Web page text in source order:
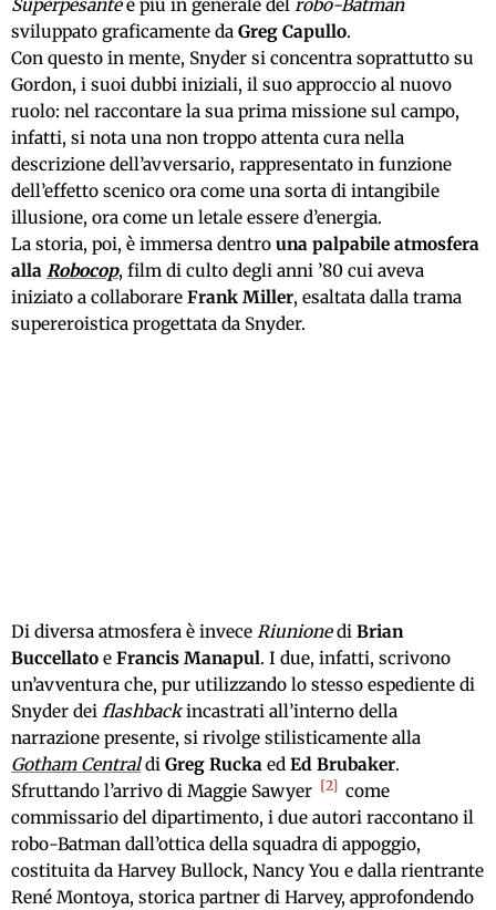
Superpesantee più in generale del robo-Batman
sviluppato graficamente da Greg Capullo.
Con questo in mente, Snyder si concentra soprattutto su
Gordon, i suoi dubbi iniziali, il suo approccio al nuovo
ruolo: nel raccontare la sua prima missione sul campo,
infatti, si nota una non troppo attenta cura nella
descrizione dell’avversario, rappresentato in funzione
dell’effetto scenico ora come una sorta di intangibile
illusione, ora come un letale essere d’energia.
La storia, poi, è immersa dentro una palpabile atmosfera
alla Robocop, film di culto degli anni ’80 cui aveva
iniziato a collaborare Frank Miller, esaltata dalla trama
supereroistica progettata da Snyder.
Di diversa atmosfera è invece Riunionedi Brian
Buccellato e Francis Manapul. I due, infatti, scrivono
un’avventura che, pur utilizzando lo stesso espediente di
Snyder dei flashbackincastrati all’interno della
narrazione presente, si rivolge stilisticamente alla
Gotham Centraldi Greg Rucka ed Ed Brubaker.
Sfruttando l’arrivo di Maggie Sawyer
2
come
commissario del dipartimento, i due autori raccontano il
robo-Batman dall’ottica della squadra di appoggio,
costituita da Harvey Bullock, Nancy You e dalla rientrante
René Montoya, storica partner di Harvey, approfondendo